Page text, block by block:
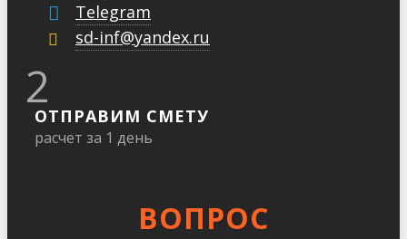
Telegram
sd-inf@yandex.ru
2
ОТПРАВИМ СМЕТУ
расчет за 1 день
ВОПРОС